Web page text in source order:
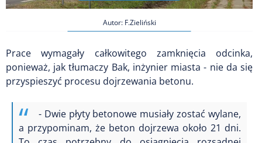
Autor: F.Zieliński
Prace wymagały całkowitego zamknięcia odcinka,
ponieważ, jak tłumaczy Bak, inżynier miasta - nie da się
przyspieszyć procesu dojrzewania betonu.
- Dwie płyty betonowe musiały zostać wylane,
a przypominam, że beton dojrzewa około 21 dni.